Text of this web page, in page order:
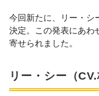
今回新たに、リー・シ
決定。この発表にあわ
寄せられました。
リー・シー（CV.